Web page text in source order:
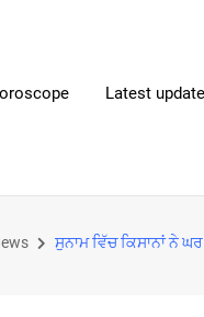
Latest update
ਸੁਨਾਮ ਵਿੱਚ ਕਿਸਾਨਾਂ ਨੇ